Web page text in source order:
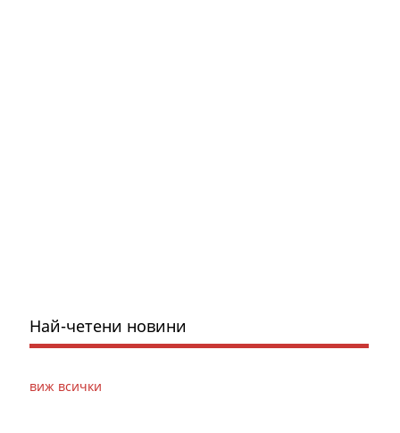
Най-четени новини
виж всички